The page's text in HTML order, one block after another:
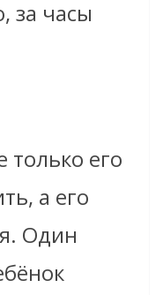
за часы
его
а его
Один